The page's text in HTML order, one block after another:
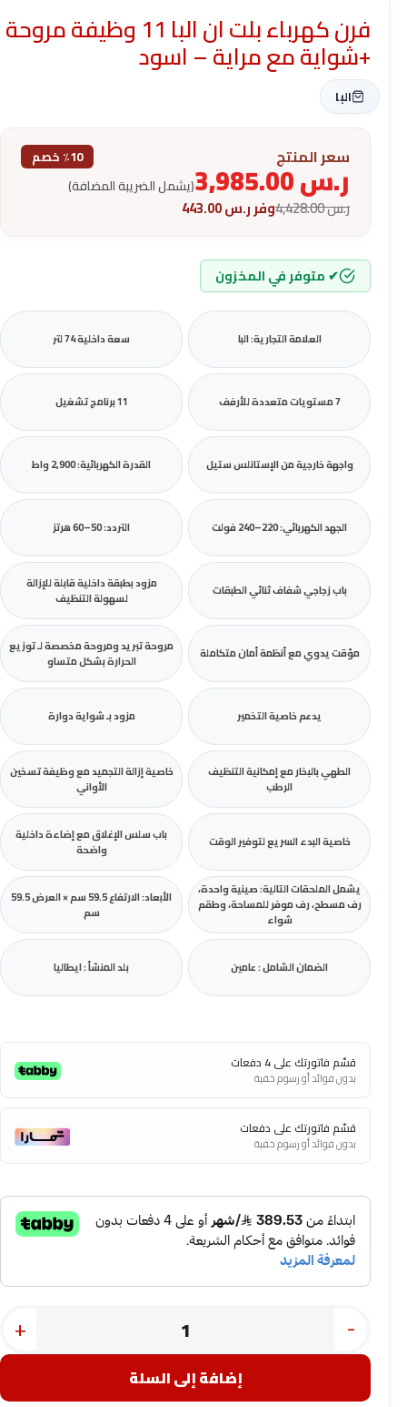
فرن كهرباء بلت ان البا 11 وظيفة مروحة
+شواية مع مراية – اسود
البا
سعر المنتج ٪10 خصم
ر.س (يشمل الضريبة المضافة)
ر.س4,428.00 وفرر.س
✔ متوفر في المخزون
العلامة التجارية: البا سعة داخلية 74 لتر
7 مستويات متعددة للأرفف 11 برنامج تشغيل
واجهة خارجية من الإستانلس ستيل القدرة الكهربائية: 2,900 واط
الجهد الكهربائي: 220–240 فولت التردد: 50–60 هرتز
باب زجاجي شفاف ثنائي الطبقات
مزود بطبقة داخلية قابلة للإزالة
لسهولة التنظيف
مؤقت يدوي مع أنظمة أمان متكاملة
مروحة تبريد ومروحة مخصصة لـ توزيع
الحرارة بشكل متساو
يدعم خاصية التخمير مزود بـ شواية دوارة
الطهي بالبخار مع إمكانية التنظيف
الرطب
خاصية إزالة التجميد مع وظيفة تسخين
الأواني
خاصية البدء السريع لتوفير الوقت
باب سلس الإغلاق مع إضاءة داخلية
واضحة
يشمل الملحقات التالية: صينية واحدة،
رف مسطح، رف موفر للمساحة، وطقم
شواء
الأبعاد: الارتفاع 59.5 سم × العرض 59.5
سم
الضمان الشامل : عامين بلد المنشأ : ايطاليا
قسّم فاتورتك على 4 دفعات
بدون فوائد أو رسوم خفية
قسّم فاتورتك على دفعات
بدون فوائد أو رسوم خفية
-
+
إضافة إلى السلة